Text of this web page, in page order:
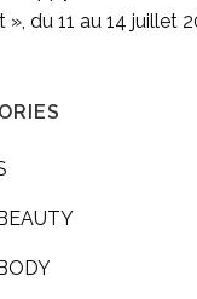
», du 11 au 14 juillet